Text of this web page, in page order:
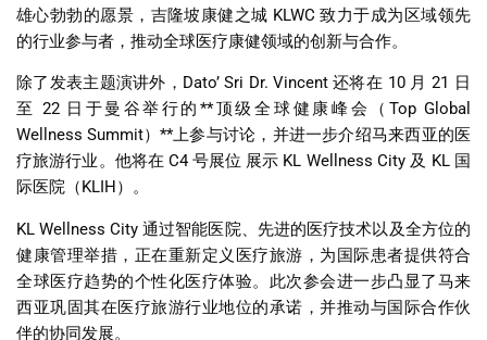
雄心勃勃的愿景，吉隆坡康健之城 KLWC 致力于成为区域领先
的行业参与者，推动全球医疗康健领域的创新与合作。
除了发表主题演讲外， Dato’ Sri Dr. Vincent 还将在 10 月 21
日
至 22 日于曼谷举行的 **顶级全球健康峰会（ Top Global
Wellness Summit） **上参与讨论，并进一步介绍马来西亚的医
疗旅游行业。他将在 C4 号展位 展示 KL Wellness City 及 KL 国
际医院（ KLIH ）。
KL Wellness City 通过智能医院、先进的医疗技术以及全方位的
健康管理举措，正在重新定义医疗旅游，为国际患者提供符合
全球医疗趋势的个性化医疗体验。此次参会进一步凸显了马来
西亚巩固其在医疗旅游行业地位的承诺，并推动与国际合作伙
伴的协同发展。